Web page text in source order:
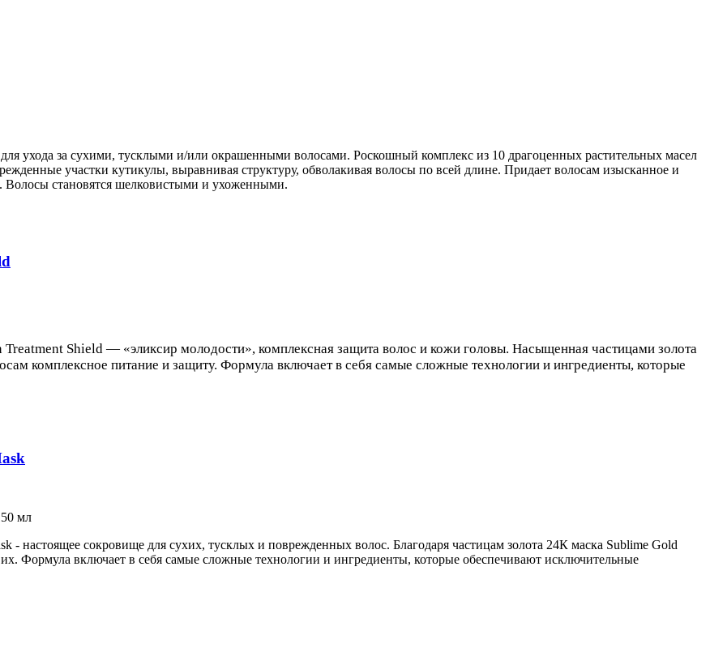
ухода за сухими, тусклыми и/или окрашенными волосами. Роскошный комплекс из 10 драгоценных растительных масел
участки кутикулы, выравнивая структуру, обволакивая волосы по всей длине. Придает волосам изысканное и
Волосы становятся шелковистыми и ухоженными.
Shield — «эликсир молодости», комплексная защита волос и кожи головы. Насыщенная частицами золота
комплексное питание и защиту. Формула включает в себя самые сложные технологии и ингредиенты, которые
мл
- настоящее сокровище для сухих, тусклых и поврежденных волос. Благодаря частицам золота 24К маска Sublime Gold
Формула включает в себя самые сложные технологии и ингредиенты, которые обеспечивают исключительные